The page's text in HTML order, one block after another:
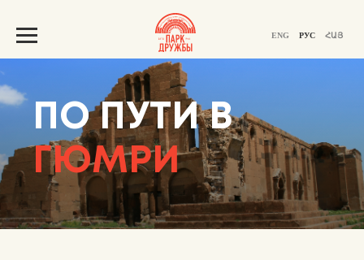
ENG РУС ՀԱՅ
ПО ПУТИ В
ГЮМРИ